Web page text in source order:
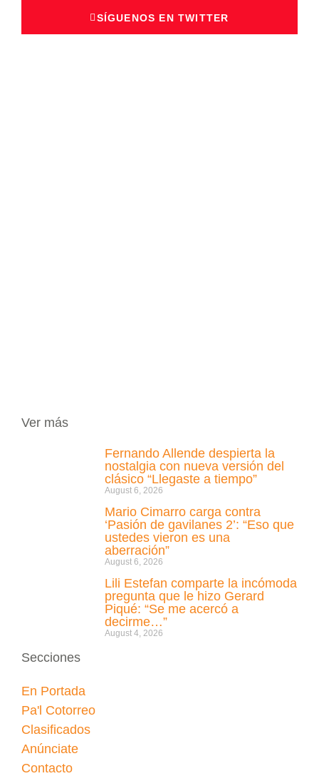
SÍGUENOS EN TWITTER
Ver más
Fernando Allende despierta la
nostalgia con nueva versión del
clásico “Llegaste a tiempo”
August 6, 2026
Mario Cimarro carga contra
‘Pasión de gavilanes 2’: “Eso que
ustedes vieron es una
aberración”
August 6, 2026
Lili Estefan comparte la incómoda
pregunta que le hizo Gerard
Piqué: “Se me acercó a
decirme…”
August 4, 2026
Secciones
En Portada
Pa'l Cotorreo
Clasificados
Anúnciate
Contacto